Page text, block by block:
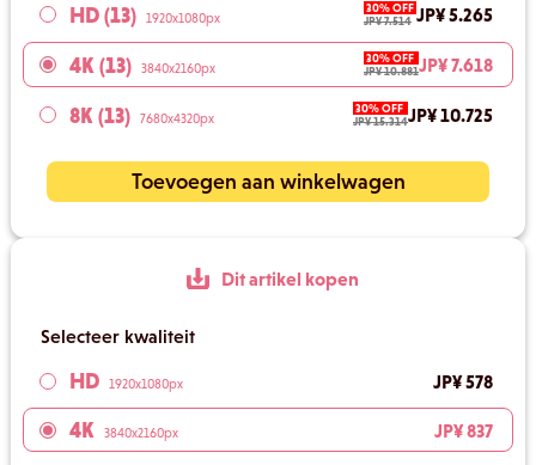
HD (13) 1920x1080px
30% OFF
JP¥ 7.514 JP¥ 5.265
4K (13) 3840x2160px
30% OFF
JP¥ 10.881JP¥ 7.618
8K (13) 7680x4320px
30% OFF
JP¥ 15.314JP¥ 10.725
Toevoegen aan winkelwagen
Dit artikel kopen
Selecteer kwaliteit
HD 1920x1080px JP¥ 578
4K 3840x2160px JP¥ 837